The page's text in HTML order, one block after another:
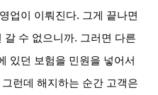
업이 이뤄진다. 그게 끝나면
갈 수 없으니까. 그러면 다른
있던 보험을 민원을 넣어서
그런데 해지하는 순간 고객은